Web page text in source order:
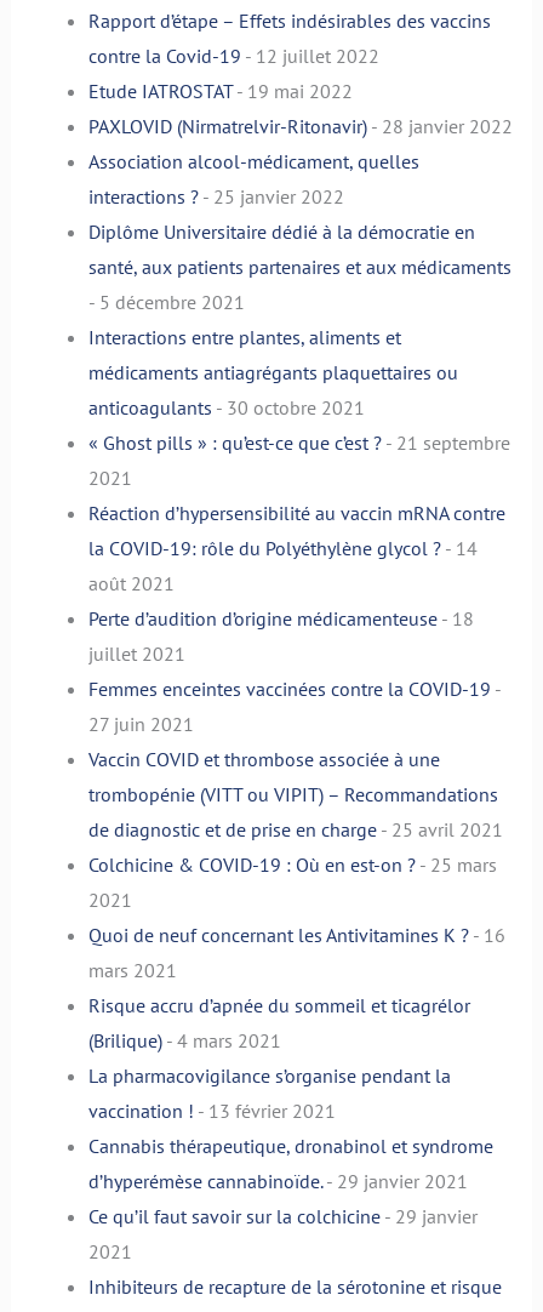
Rapport d’étape – Effets indésirables des vaccins
contre la Covid-19 - 12 juillet 2022
Etude IATROSTAT- 19 mai 2022
PAXLOVID (Nirmatrelvir-Ritonavir)- 28 janvier 2022
Association alcool-médicament, quelles
interactions ?- 25 janvier 2022
Diplôme Universitaire dédié à la démocratie en
santé, aux patients partenaires et aux médicaments
- 5 décembre 2021
Interactions entre plantes, aliments et
médicaments antiagrégants plaquettaires ou
anticoagulants - 30 octobre 2021
« Ghost pills » : qu’est-ce que c’est ?- 21 septembre
2021
Réaction d’hypersensibilité au vaccin mRNA contre
la COVID-19: rôle du Polyéthylène glycol ?- 14
août 2021
Perte d’audition d’origine médicamenteuse- 18
juillet 2021
Femmes enceintes vaccinées contre la COVID-19 -
27 juin 2021
Vaccin COVID et thrombose associée à une
trombopénie (VITT ou VIPIT) – Recommandations
de diagnostic et de prise en charge- 25 avril 2021
Colchicine & COVID-19 : Où en est-on ?- 25 mars
2021
Quoi de neuf concernant les Antivitamines K ?- 16
mars 2021
Risque accru d’apnée du sommeil et ticagrélor
(Brilique)- 4 mars 2021
La pharmacovigilance s’organise pendant la
vaccination ! - 13 février 2021
Cannabis thérapeutique, dronabinol et syndrome
d’hyperémèse cannabinoïde.- 29 janvier 2021
Ce qu’il faut savoir sur la colchicine- 29 janvier
2021
Inhibiteurs de recapture de la sérotonine et risque